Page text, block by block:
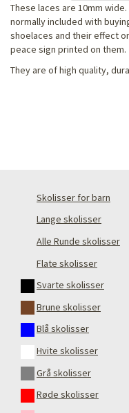
These laces are 10mm
normally included with
shoelaces and their effect
peace sign printed on them.
They are of high quality,
Skolisser for barn
Lange skolisser
Alle Runde skolisser
Flate skolisser
Svarte skolisser
Brune skolisser
Blå skolisser
Hvite skolisser
Grå skolisser
Røde skolisser